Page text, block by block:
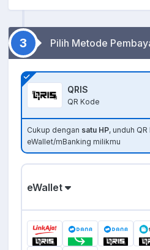
3 Pilih Metode
QRIS
QR Kode
Cukup dengan satu HP, unduh
eWallet/mBanking milikmu
eWallet